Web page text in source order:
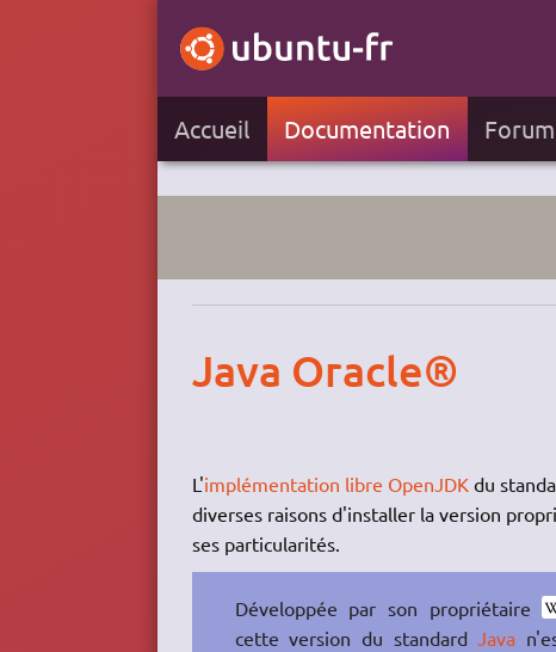
Accueil Documentation Forum
Java Oracle®
L'implémentation libre OpenJDKdu
diverses raisons d'installer la version
ses particularités.
Développée par son propriétaire
cette version du standardJava